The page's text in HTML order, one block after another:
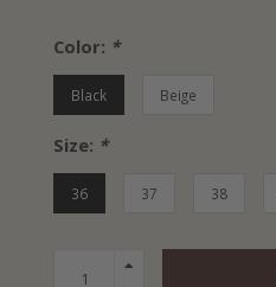
Color: *
Black Beige
Size: *
36 37 38